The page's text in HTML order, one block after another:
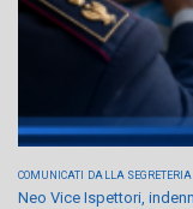
COMUNICATI DALLA SEGRETERIA
Neo Vice Ispettori,